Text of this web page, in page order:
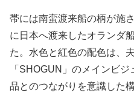
帯には南蛮渡来船の柄が施
に日本へ渡来したオランダ
た。水色と紅色の配色は、
「SHOGUN」のメインビ
品とのつながりを意識した